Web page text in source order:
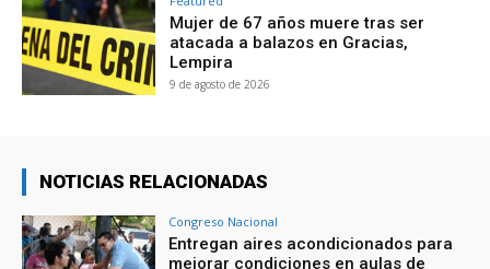
Mujer de 67 años muere tras ser
atacada a balazos en Gracias,
Lempira
9 de agosto de 2026
NOTICIAS RELACIONADAS
Congreso Nacional
Entregan aires acondicionados para
mejorar condiciones en aulas de